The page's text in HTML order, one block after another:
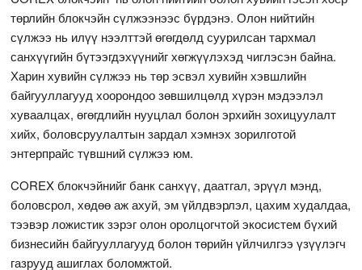
төрлийн блокчэйн сүлжээнээс бүрдэнэ. Олон нийтийн
сүлжээ нь илүү нээлттэй өгөгдөлд суурилсан тархмал
санхүүгийн бүтээгдэхүүнийг хөгжүүлэхэд чиглэсэн байна.
Харин хувийн сүлжээ нь төр эсвэл хувийн хэвшлийн
байгууллагууд хоорондоо зөвшилцөлд хүрэн мэдээлэл
хуваалцах, өгөгдлийн нууцлал болон эрхийн зохицуулалт
хийх, боловсруулалтын зардал хэмнэх зорилготой
энтерпрайс түвшний сүлжээ юм.
COREX блокчэйнийг банк санхүү, даатгал, эрүүл мэнд,
боловсрол, хөдөө аж ахуй, эм үйлдвэрлэл, цахим худалдаа,
тээвэр ложистик зэрэг олон оролцогчтой экосистем бүхий
бизнесийн байгууллагууд болон төрийн үйлчилгээ үзүүлэгч
газрууд ашиглах боломжтой.